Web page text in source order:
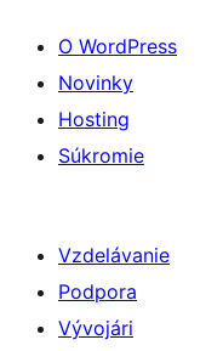
O WordPress
Novinky
Hosting
Súkromie
Vzdelávanie
Podpora
Vývojári